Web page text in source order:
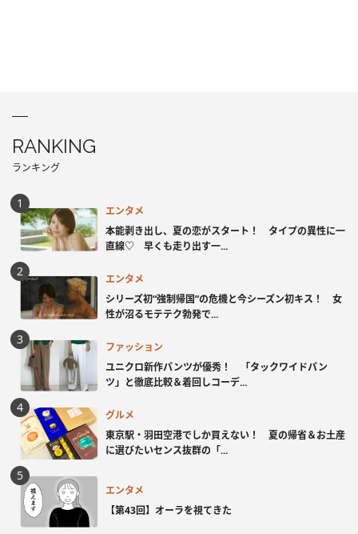
RANKING
ランキング
エンタメ
本能剥き出し、夏の恋がスタート！ タイプの異性に一
直線♡ 早くも走り出す一...
エンタメ
シリーズ初“強制帰国”の危機と今シーズン初キス！ 女
性が沼るモテテク勃発で...
ファッション
ユニクロ新作パンツが優秀！ 「タックワイドパン
ツ」と徹底比較＆着回しコーデ...
グルメ
東京駅・羽田空港でしか買えない！ 夏の帰省＆お土産
に選びたいセンス抜群の「...
エンタメ
【第43回】オーラを視てきた